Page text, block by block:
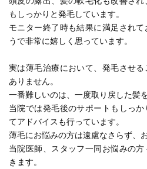
もしっかりと発毛しています。
モニター終了時も結果に満足され
うで非常に嬉しく思っています。
実は薄毛治療において、発毛させ
ありません。
一番難しいのは、一度取り戻した髪
当院では発毛後のサポートもしっ
てアドバイスも行っています。
薄毛にお悩みの方は遠慮なさらず、
当院医師、スタッフ一同お悩みの
きます。